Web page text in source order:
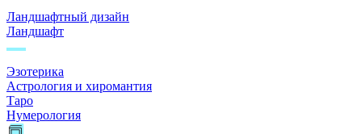
Ландшафтный дизайн
Ландшафт
Эзотерика
Астрология и хиромантия
Таро
Нумерология